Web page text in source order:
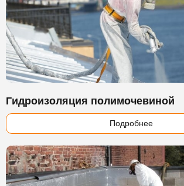
Гидроизоляция полимочевиной
Подробнее